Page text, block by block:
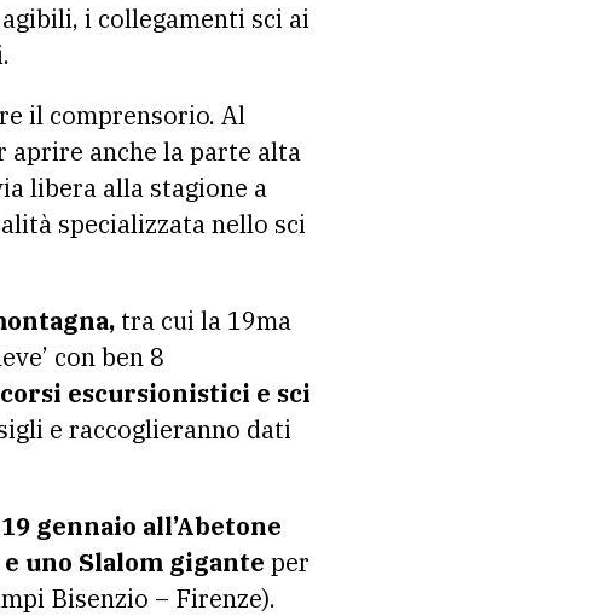
i collegamenti sci ai
il comprensorio. Al
aprire anche la parte alta
libera alla stagione a
specializzata nello sci
tra cui la 19ma
con ben 8
escursionistici e sci
e raccoglieranno dati
gennaio all’Abetone
uno Slalom gigante per
Bisenzio – Firenze).